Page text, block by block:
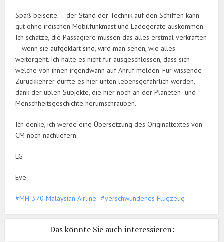
Spaß beiseite…. der Stand der Technik auf den Schiffen kann
gut ohne irdischen Mobilfunkmast und Ladegeräte auskommen.
Ich schätze, die Passagiere müssen das alles erstmal verkraften
– wenn sie aufgeklärt sind, wird man sehen, wie alles
weitergeht. Ich halte es nicht für ausgeschlossen, dass sich
welche von ihnen irgendwann auf Anruf melden. Für wissende
Zurückkehrer dürfte es hier unten lebensgefährlich werden,
dank der üblen Subjekte, die hier noch an der Planeten- und
Menschheitsgeschichte herumschrauben.
Ich denke, ich werde eine Übersetzung des Originaltextes von
CM noch nachliefern.
LG
Eve
MH-370 Malaysian Airline verschwundenes Flugzeug
Das könnte Sie auch interessieren: